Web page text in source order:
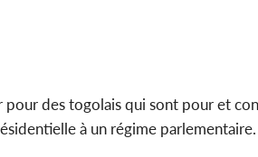
pour des togolais qui sont pour et
à un régime parlementaire.